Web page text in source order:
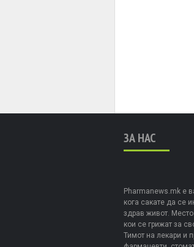
ЗА НАС
Pharmanews.mk е
кога сакате да се
здрав живот.
кои се грижат за
Тимот на лекари и